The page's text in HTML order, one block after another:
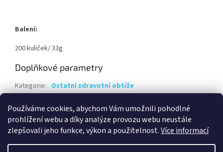
Používáme cookies, abychom Vám umožnili pohodlné
prohlížení webu a díky analýze provozu webu neustále
zlepšovali jeho funkce, výkon a použitelnost.Více informací
Balení:
200 kuliček/ 33g
Doplňkové parametry
Kategorie: Ostatní zdravotní obtíže
EAN: 8594036721937